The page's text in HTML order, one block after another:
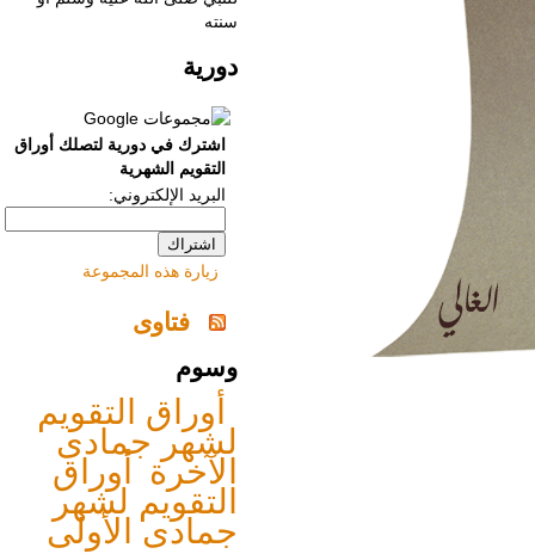
سنته
دورية
اشترك في دورية لتصلك أوراق
التقويم الشهرية
البريد الإلكتروني:
زيارة هذه المجموعة
فتاوى
وسوم
أوراق التقويم
لشهر جمادى
الآخرة أوراق
التقويم لشهر
جمادى الأولى